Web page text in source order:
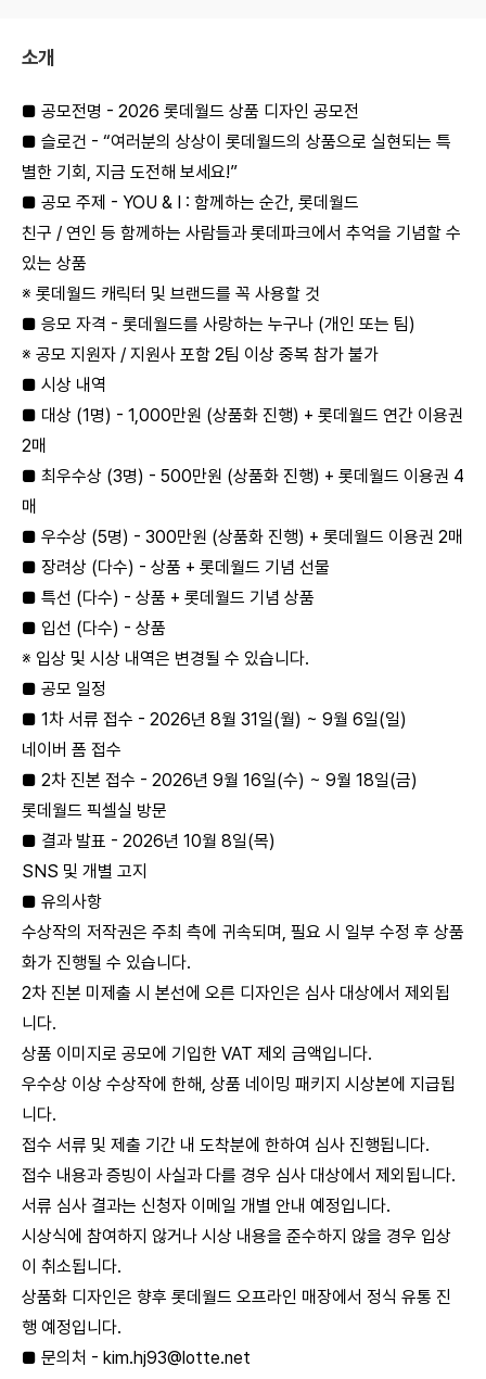
소개
■ 공모전명 - 2026 롯데월드 상품 디자인 공모전
■ 슬로건 - “여러분의 상상이 롯데월드의 상품으로 실현되는 특
별한 기회, 지금 도전해 보세요!”
■ 공모 주제 - YOU & I : 함께하는 순간, 롯데월드
친구 / 연인 등 함께하는 사람들과 롯데파크에서 추억을 기념할 수
있는 상품
※ 롯데월드 캐릭터 및 브랜드를 꼭 사용할 것
■ 응모 자격 - 롯데월드를 사랑하는 누구나 (개인 또는 팀)
※ 공모 지원자 / 지원사 포함 2팀 이상 중복 참가 불가
■ 시상 내역
■ 대상 (1명) - 1,000만원 (상품화 진행) + 롯데월드 연간 이용권
2매
■ 최우수상 (3명) - 500만원 (상품화 진행) + 롯데월드 이용권 4
매
■ 우수상 (5명) - 300만원 (상품화 진행) + 롯데월드 이용권 2매
■ 장려상 (다수) - 상품 + 롯데월드 기념 선물
■ 특선 (다수) - 상품 + 롯데월드 기념 상품
■ 입선 (다수) - 상품
※ 입상 및 시상 내역은 변경될 수 있습니다.
■ 공모 일정
■ 1차 서류 접수 - 2026년 8월 31일(월) ~ 9월 6일(일)
네이버 폼 접수
■ 2차 진본 접수 - 2026년 9월 16일(수) ~ 9월 18일(금)
롯데월드 픽셀실 방문
■ 결과 발표 - 2026년 10월 8일(목)
SNS 및 개별 고지
■ 유의사항
수상작의 저작권은 주최 측에 귀속되며, 필요 시 일부 수정 후 상품
화가 진행될 수 있습니다.
2차 진본 미제출 시 본선에 오른 디자인은 심사 대상에서 제외됩
니다.
상품 이미지로 공모에 기입한 VAT 제외 금액입니다.
우수상 이상 수상작에 한해, 상품 네이밍 패키지 시상본에 지급됩
니다.
접수 서류 및 제출 기간 내 도착분에 한하여 심사 진행됩니다.
접수 내용과 증빙이 사실과 다를 경우 심사 대상에서 제외됩니다.
서류 심사 결과는 신청자 이메일 개별 안내 예정입니다.
시상식에 참여하지 않거나 시상 내용을 준수하지 않을 경우 입상
이 취소됩니다.
상품화 디자인은 향후 롯데월드 오프라인 매장에서 정식 유통 진
행 예정입니다.
■ 문의처 - kim.hj93@lotte.net